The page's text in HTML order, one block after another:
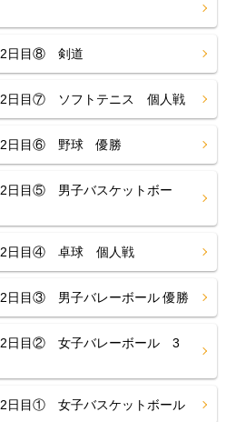
2日目⑧ 剣道
2日目⑦ ソフトテニス 個人戦
2日目⑥ 野球 優勝
日目⑤ 男子バスケットボー
2日目④ 卓球 個人戦
日目③ 男子バレーボール 優勝
2日目② 女子バレーボール 3
日目① 女子バスケットボール